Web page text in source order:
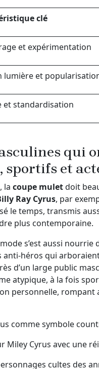
clé
et expérimentation
lumière et
et standardisation
qui
sportifs et
la coupe muletdoit
Ray Cyrus, par
le temps, transmis
plus contemporaine.
s’est aussi
anti-héros qui
d’un large public
atypique, à la fois
personnelle, rompant
comme symbole
Miley Cyrus avec une
cultes des